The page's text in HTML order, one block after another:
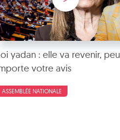
yadan : elle va revenir, peu
votre avis
ASSEMBLÉE NATIONALE